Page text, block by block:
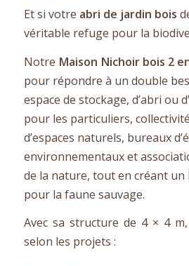
Et si votre abri de jardin bois
véritable refuge pour la
Notre Maison Nichoir bois 2
pour répondre à un double
espace de stockage, d’abri ou
pour les particuliers,
d’espaces naturels, bureaux
environnementaux et
de la nature, tout en créant
pour la faune sauvage.
Avec sa structure de 4 × 4
selon les projets :